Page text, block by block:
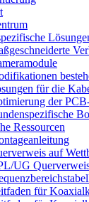
für die
der
Ressourcen
auf
UG
für